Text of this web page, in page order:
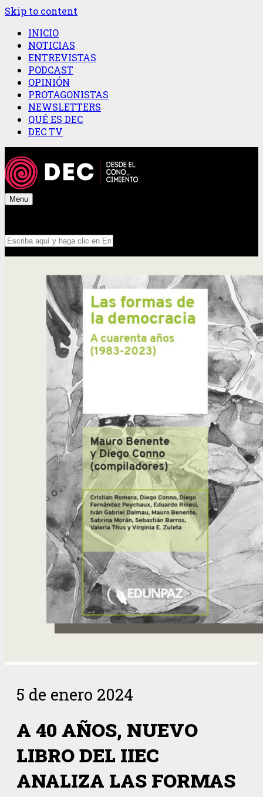
Skip to content
INICIO
NOTICIAS
ENTREVISTAS
PODCAST
OPINIÓN
PROTAGONISTAS
NEWSLETTERS
QUÉ ES DEC
DEC TV
Menu
5 de enero 2024
A 40 AÑOS, NUEVO
LIBRO DEL IIEC
ANALIZA LAS FORMAS